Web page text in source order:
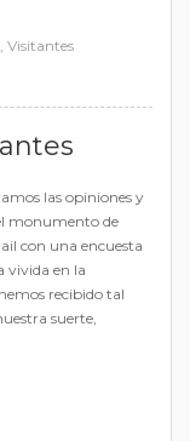
Visitantes
las opiniones y
monumento de
con una encuesta
vivida en la
recibido tal
suerte,